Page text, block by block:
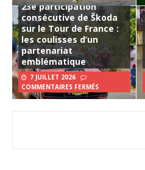
23e participation
consécutive de Škoda
sur le Tour de France :
les coulisses d’un
partenariat
emblématique
7 JUILLET 2026
COMMENTAIRES FERMÉS